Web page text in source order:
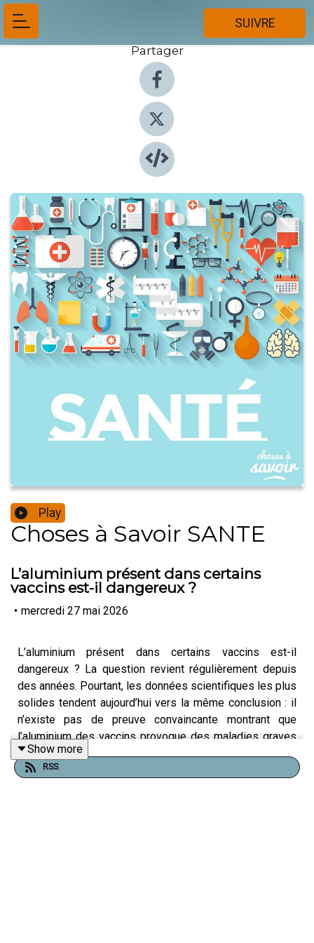
SUIVRE
Partager
Play
Choses à Savoir SANTE
L’aluminium présent dans certains
vaccins est-il dangereux ?
• mercredi 27 mai 2026
L’aluminium présent dans certains vaccins est-il
dangereux ? La question revient régulièrement depuis
des années. Pourtant, les données scientifiques les plus
solides tendent aujourd’hui vers la même conclusion : il
n’existe pas de preuve convaincante montrant que
l’aluminium des vaccins provoque des maladies graves
ou chroniques.
Show more
RSS